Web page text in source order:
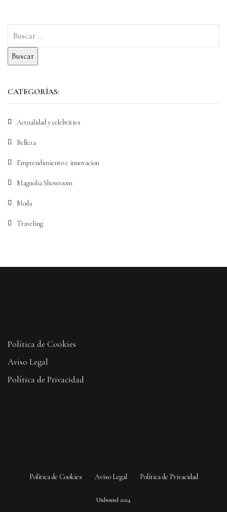
CATEGORÍAS:
Actualidad y celebrities
Belleza
Emprendimiento e innovacion
Magnolia Showroom
Moda
Traveling
Política de Cookies
Aviso Legal
Política de Privacidad
Política de Cookies Aviso Legal Política de Privacidad
Unbound 2024